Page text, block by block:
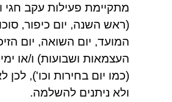
מתקיימת פעילות עקב חגי
(ראש השנה, יום כיפור,
המועד, יום השואה, יום
העצמאות ושבועות) ו/או
(כמו יום בחירות וכו'), לכן
ולא ניתנים להשלמה.